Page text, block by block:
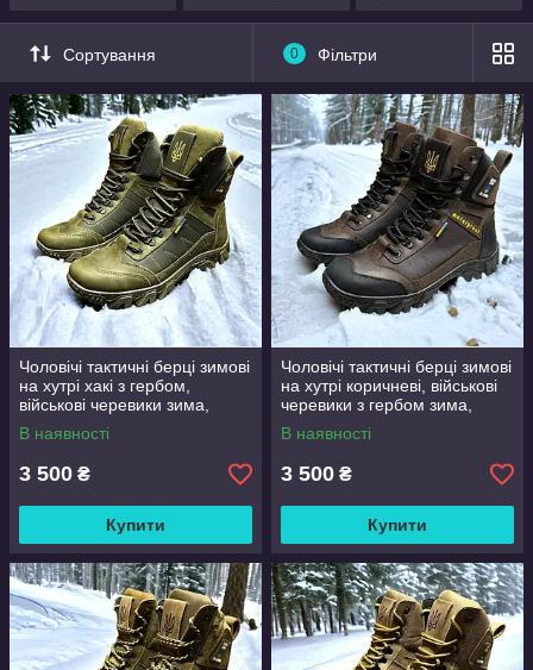
Сортування 0 Фільтри
Чоловічі тактичні берці зимові
на хутрі хакі з гербом,
військові черевики зима,
розмір 40 41 42 43 44 45 46
В наявності
3 500 ₴
Купити
Чоловічі тактичні берці зимові
на хутрі коричневі, військові
черевики з гербом зима,
розмір 40 41 42 43 44 45
В наявності
3 500 ₴
Купити